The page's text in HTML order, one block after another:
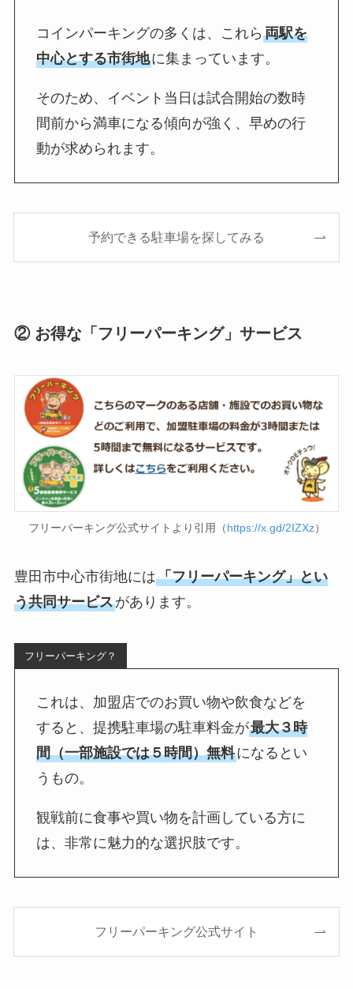
コインパーキングの多くは、これら 両駅を
中心とする市街地に集まっています。
そのため、イベント当日は試合開始の数時
間前から満車になる傾向が強く、早めの行
動が求められます。
予約できる駐車場を探してみる
② お得な「フリーパーキング」サービス
フリーパーキング公式サイトより引用（https://x.gd/2IZXz）
豊田市中心市街地には「フリーパーキング」とい
う共同サービスがあります。
フリーパーキング？
これは、加盟店でのお買い物や飲食などを
すると、提携駐車場の駐車料金が最大３時
間（一部施設では５時間）無料になるとい
うもの。
観戦前に食事や買い物を計画している方に
は、非常に魅力的な選択肢です。
フリーパーキング公式サイト